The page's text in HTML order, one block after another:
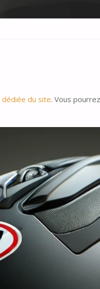
dédiée du site. Vous